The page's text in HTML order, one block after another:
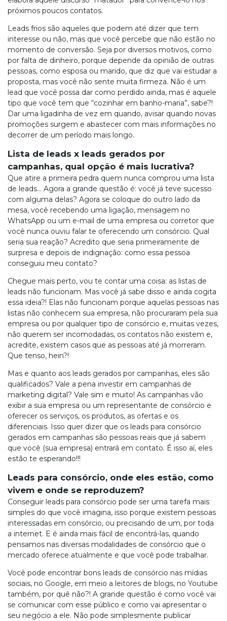
próximos poucos contatos.
Leads frios são aqueles que podem até dizer que tem
interesse ou não, mas que você percebe que não estão no
momento de conversão. Seja por diversos motivos, como
por falta de dinheiro, porque depende da opinião de outras
pessoas, como esposa ou marido, que diz que vai estudar a
proposta, mas você não sente muita firmeza. Não é um
lead que você possa dar como perdido ainda, mas é aquele
tipo que você tem que “cozinhar em banho-maria”, sabe?!
Dar uma ligadinha de vez em quando, avisar quando novas
promoções surgem e abastecer com mais informações no
decorrer de um período mais longo.
Lista de leads x leads gerados por
campanhas, qual opção é mais lucrativa?
Que atire a primeira pedra quem nunca comprou uma lista
de leads… Agora a grande questão é: você já teve sucesso
com alguma delas? Agora se coloque do outro lado da
mesa, você recebendo uma ligação, mensagem no
WhatsApp ou um e-mail de uma empresa ou corretor que
você nunca ouviu falar te oferecendo um consórcio. Qual
seria sua reação? Acredito que seria primeiramente de
surpresa e depois de indignação: como essa pessoa
conseguiu meu contato?
Chegue mais perto, vou te contar uma coisa: as listas de
leads não funcionam. Mas você já sabe disso e ainda cogita
essa ideia?! Elas não funcionam porque aquelas pessoas nas
listas não conhecem sua empresa, não procuraram pela sua
empresa ou por qualquer tipo de consórcio e, muitas vezes,
não querem ser incomodadas, os contatos não existem e,
acredite, existem casos que as pessoas até já morreram.
Que tenso, hein?!
Mas e quanto aos leads gerados por campanhas, eles são
qualificados? Vale a pena investir em campanhas de
marketing digital? Vale sim e muito! As campanhas vão
exibir a sua empresa ou um representante de consórcio e
oferecer os serviços, os produtos, as ofertas e os
diferenciais. Isso quer dizer que os leads para consórcio
gerados em campanhas são pessoas reais que já sabem
que você (sua empresa) entrará em contato. É isso aí, eles
estão te esperando!!!
Leads para consórcio, onde eles estão, como
vivem e onde se reproduzem?
Conseguir leads para consórcio pode ser uma tarefa mais
simples do que você imagina, isso porque existem pessoas
interessadas em consórcio, ou precisando de um, por toda
a internet. E é ainda mais fácil de encontrá-las, quando
pensamos nas diversas modalidades de consórcio que o
mercado oferece atualmente e que você pode trabalhar.
Você pode encontrar bons leads de consórcio nas mídias
sociais, no Google, em meio a leitores de blogs, no Youtube
também, por quê não?! A grande questão é como você vai
se comunicar com esse público e como vai apresentar o
seu negócio a ele. Não pode simplesmente publicar